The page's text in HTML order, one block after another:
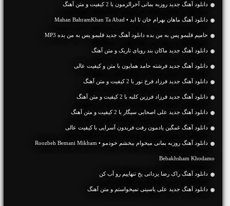
دانلود آهنگ جديد روزبه بمانی آخرالزمون با 2 کیفیت و متن آهنگ
دانلود آهنگ ماهان بهرام خان تا ابد • Mahan BahramKhan Ta Abad
حامیم قلبمو پس به من بده دانلود آهنگ جدید قلبمو پس به من بده MP3
دانلود آهنگ جديد ماکان بند رویای تاریک و متن آهنگ
دانلود آهنگ جديد فرشته حامد همایون با متن و کیفیت عالی
دانلود آهنگ جديد فرزاد فرخ نور با 2 کیفیت و متن آهنگ
دانلود آهنگ جديد فرزاد فرزین کلبه با 2 کیفیت و متن آهنگ
دانلود آهنگ جديد علی اصحابی سیگار با 2 کیفیت و متن آهنگ
دانلود آهنگ غمگین یادمون رفت فریدون آسرایی با کیفیت عالی
دانلود آهنگ روزبه بمانی میخوام ببخشم خودمو • Roozbeh Bemani Mikham
Bebakhsham Khodamo
دانلود آهنگ راک رضا یزدانی یخ تنهاییم رو آب کن
دانلود آهنگ جديد علی یاسینی نمیخواستم و متن آهنگ